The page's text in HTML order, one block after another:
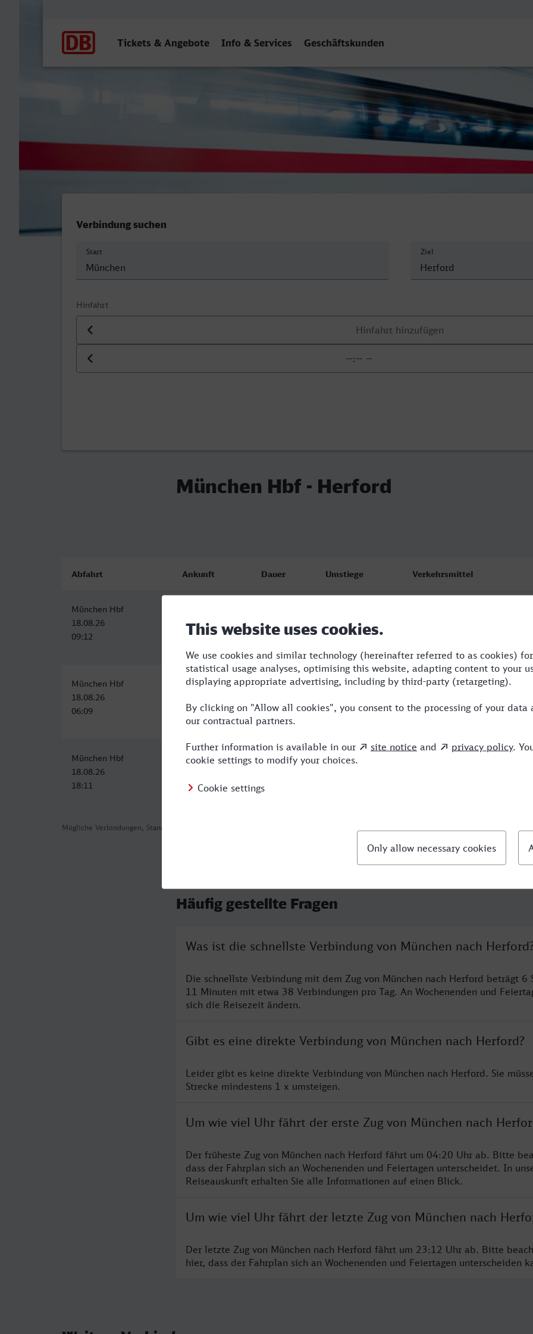
Tickets & Angebote Info & Services Geschäftskunden
Verbindung suchen
Start Ziel
Hinfahrt
Datum der Hinfahrt
Uhrzeit der Hinfahrt
München Hbf - Herford
Mögliche Verbindungen, Stand: 2026-08-04 08:32
Abfahrt Ankunft Dauer Umstiege Verkehrsmittel
München Hbf
18.08.26
09:12
18.08.26
15:23
München Hbf
18.08.26
06:09
Herford
12:27
6:18 2 ERB,ICE,NX
München Hbf
18.08.26
18:11
Herford
04:31
10:20 3
Häufig gestellte Fragen
Was ist die schnellste Verbindung von München nach
Die schnellste Verbindung mit dem Zug von München nach Herford beträgt 6
11 Minuten mit etwa 38 Verbindungen pro Tag. An Wochenenden und
sich die Reisezeit ändern.
Gibt es eine direkte Verbindung von München nach Herford?
Leider gibt es keine direkte Verbindung von München nach Herford. Sie
Strecke mindestens 1 x umsteigen.
Um wie viel Uhr fährt der erste Zug von München nach
Der früheste Zug von München nach Herford fährt um 04:20 Uhr ab. Bitte
dass der Fahrplan sich an Wochenenden und Feiertagen unterscheidet. In
Reiseauskunft erhalten Sie alle Informationen auf einen Blick.
Um wie viel Uhr fährt der letzte Zug von München nach
Der letzte Zug von München nach Herford fährt um 23:12 Uhr ab. Bitte
hier, dass der Fahrplan sich an Wochenenden und Feiertagen unterscheiden